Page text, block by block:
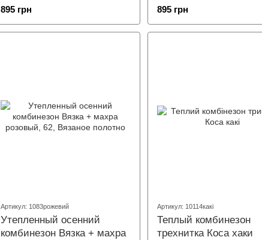
895 грн 895 грн
Артикул: 1083рожевий
Утепленный осенний
комбинезон Вязка + махра
Артикул: 10114какі
Теплый комбинезон
трехнитка Коса хаки